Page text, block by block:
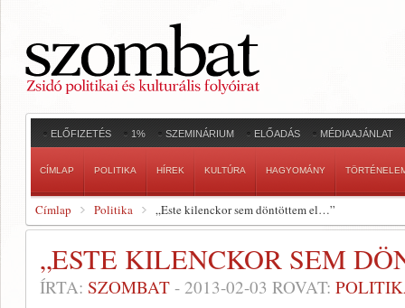
ELŐFIZETÉS 1% SZEMINÁRIUM ELŐADÁS MÉDIAAJÁNLAT
CÍMLAP POLITIKA HÍREK KULTÚRA HAGYOMÁNY
Címlap Politika „Este kilenckor sem döntöttem el…”
„ESTE KILENCKOR SEM
ÍRTA: SZOMBAT - 2013-02-03 ROVAT: